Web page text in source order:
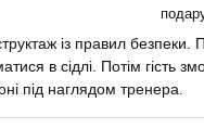
із правил
в сідлі. Потім гість
під наглядом тренера.